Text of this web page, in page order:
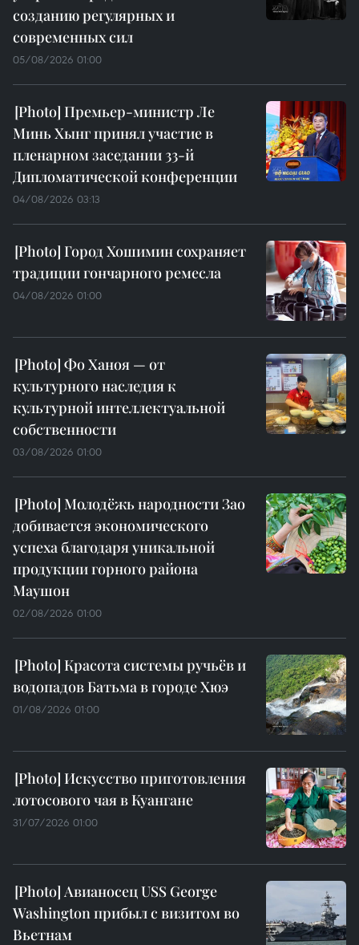
созданию регулярных и
современных сил
05/08/2026 01:00
Премьер-министр Ле
Минь Хынг принял участие в
пленарном заседании 33-й
Дипломатической конференции
04/08/2026 03:13
Город Хошимин сохраняет
традиции гончарного ремесла
04/08/2026 01:00
Фо Ханоя — от
культурного наследия к
культурной интеллектуальной
собственности
03/08/2026 01:00
Молодёжь народности Зао
добивается экономического
успеха благодаря уникальной
продукции горного района
Маушон
02/08/2026 01:00
Красота системы ручьёв и
водопадов Батьма в городе Хюэ
01/08/2026 01:00
Искусство приготовления
лотосового чая в Куангане
31/07/2026 01:00
Авианосец USS George
Washington прибыл с визитом во
Вьетнам